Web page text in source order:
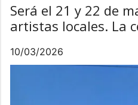
Será el 21 y 22 de
artistas locales. La
10/03/2026